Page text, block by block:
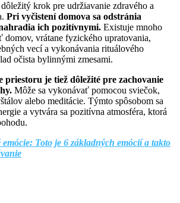
krok pre udržiavanie zdravého a
Pri vyčistení domova sa odstránia
ich pozitívnymi. Existuje mnoho
domov, vrátane fyzického upratovania,
vecí a vykonávania rituálového
očista bylinnými zmesami.
priestoru je tiež dôležité pre zachovanie
Môže sa vykonávať pomocou sviečok,
alebo meditácie. Týmto spôsobom sa
a vytvára sa pozitívna atmosféra, ktorá
emócie: Toto je 6 základných emócií a takto